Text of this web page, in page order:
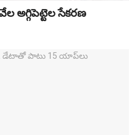
అగ్గిపెట్టెల సేకరణ